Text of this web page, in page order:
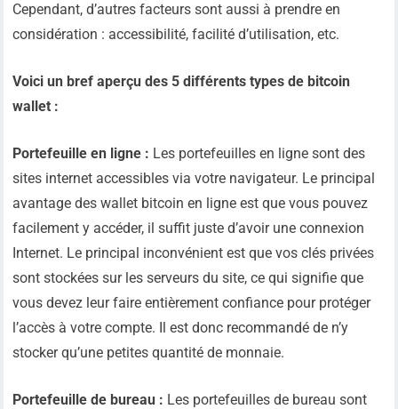
Cependant, d’autres facteurs sont aussi à prendre en
considération : accessibilité, facilité d’utilisation, etc.
Voici un bref aperçu des 5 différents types de bitcoin
wallet :
Portefeuille en ligne : Les portefeuilles en ligne sont des
sites internet accessibles via votre navigateur. Le principal
avantage des wallet bitcoin en ligne est que vous pouvez
facilement y accéder, il suffit juste d’avoir une connexion
Internet. Le principal inconvénient est que vos clés privées
sont stockées sur les serveurs du site, ce qui signifie que
vous devez leur faire entièrement confiance pour protéger
l’accès à votre compte. Il est donc recommandé de n’y
stocker qu’une petites quantité de monnaie.
Portefeuille de bureau : Les portefeuilles de bureau sont